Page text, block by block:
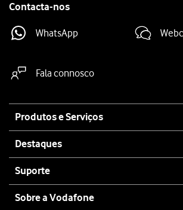
Contacta-nos
WhatsApp
Fala connosco
map
Produtos e Serviços
Destaques
Suporte
Sobre a Vodafone